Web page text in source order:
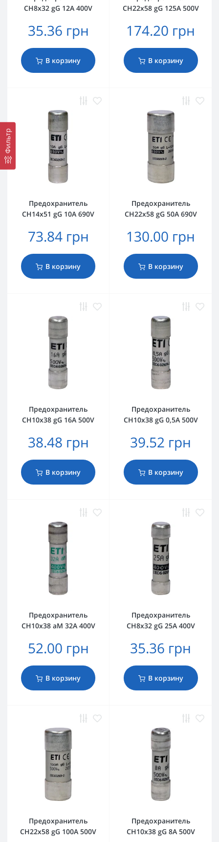
Фильтр
CH8x32 gG 12A 400V
35.36 грн
В корзину
CH22x58 gG 125A 500V
174.20 грн
В корзину
Предохранитель
CH14x51 gG 10A 690V
73.84 грн
В корзину
Предохранитель
CH22x58 gG 50A 690V
130.00 грн
В корзину
Предохранитель
CH10x38 gG 16A 500V
38.48 грн
В корзину
Предохранитель
CH10x38 gG 0,5A 500V
39.52 грн
В корзину
Предохранитель
CH10x38 aM 32A 400V
52.00 грн
В корзину
Предохранитель
CH8x32 gG 25A 400V
35.36 грн
В корзину
Предохранитель
CH22x58 gG 100A 500V
Предохранитель
CH10x38 gG 8A 500V